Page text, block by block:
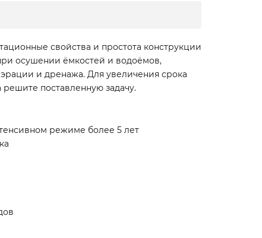
свойства и простота конструкции
осушении ёмкостей и водоёмов,
и дренажа. Для увеличения срока
поставленную задачу.
режиме более 5 лет